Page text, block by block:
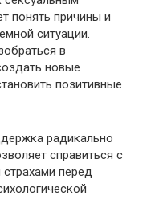
понять причины и
ситуации.
в
новые
позитивные
радикально
справиться с
перед